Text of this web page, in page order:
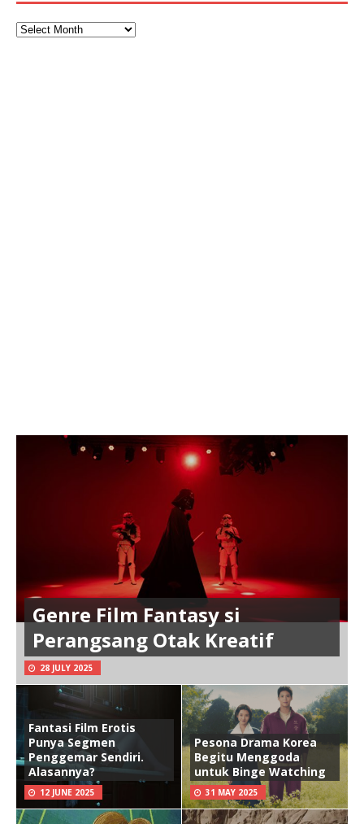
Genre Film Fantasy si
Perangsang Otak Kreatif
28 JULY 2025
Fantasi Film Erotis
Punya Segmen
Penggemar Sendiri.
Alasannya?
12 JUNE 2025
Pesona Drama Korea
Begitu Menggoda
untuk Binge Watching
31 MAY 2025